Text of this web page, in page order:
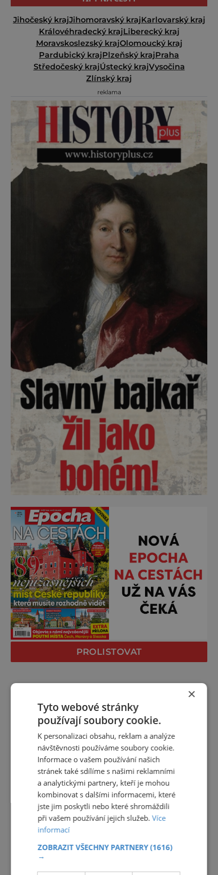
Jihočeský krajJihomoravský krajKarlovarský kraj
Královéhradecký krajLiberecký kraj
Moravskoslezský krajOlomoucký kraj
Pardubický krajPlzeňský krajPraha
Středočeský krajÚstecký krajVysočina
Zlínský kraj
reklama
PROLISTOVAT
×
Tyto webové stránky
používají soubory cookie.
K personalizaci obsahu, reklam a analýze
návštěvnosti používáme soubory cookie.
Informace o vašem používání našich
stránek také sdílíme s našimi reklamními
a analytickými partnery, kteří je mohou
kombinovat s dalšími informacemi, které
jste jim poskytli nebo které shromáždili
při vašem používání jejich služeb.Více
informací
ZOBRAZIT VŠECHNY PARTNERY(1616)
→